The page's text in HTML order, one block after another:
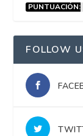
PUNTUACIÓN:
FOLLOW